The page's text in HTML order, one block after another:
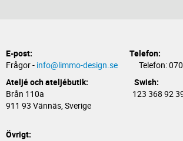
E-post:
Telefon:
Frågor - info@limmo-design.se Telefon: 070-
Ateljé och ateljébutik: Swish:
Brån 110a 123 368 92
911 93 Vännäs, Sverige
Övrigt: